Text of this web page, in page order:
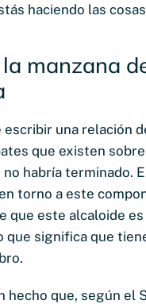
haciendo las
manzana
escribir una relación
que existen
no habría terminado.
torno a este
que este alcaloide
que significa que
hecho que, según el